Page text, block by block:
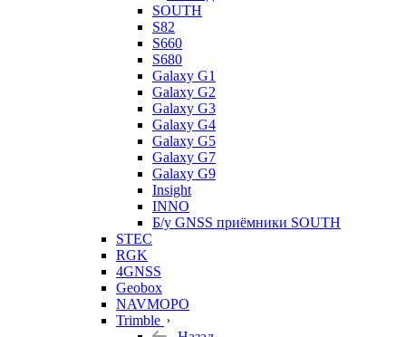
SOUTH
S82
S660
S680
Galaxy G1
Galaxy G2
Galaxy G3
Galaxy G4
Galaxy G5
Galaxy G7
Galaxy G9
Insight
INNO
Б/у GNSS приёмники SOUTH
STEC
RGK
4GNSS
Geobox
NAVMOPO
Trimble